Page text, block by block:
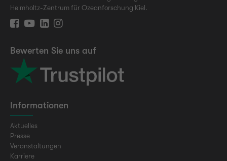
Helmholtz-Zentrum für Ozeanforschung Kiel.
Bewerten Sie uns auf
Informationen
Aktuelles
Presse
Veranstaltungen
Karriere